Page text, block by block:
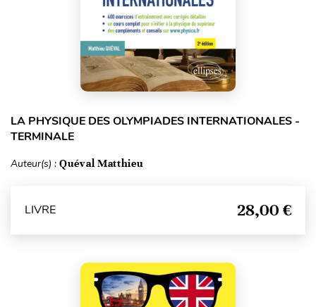
LA PHYSIQUE DES OLYMPIADES INTERNATIONALES -
TERMINALE
Auteur(s) : Quéval Matthieu
LIVRE 28,00 €